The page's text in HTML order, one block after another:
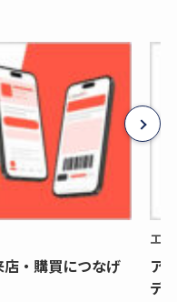
・購買につなげ
エ
ア
デ